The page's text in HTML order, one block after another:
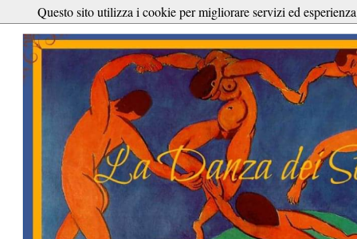
Questo sito utilizza i cookie per migliorare servizi ed